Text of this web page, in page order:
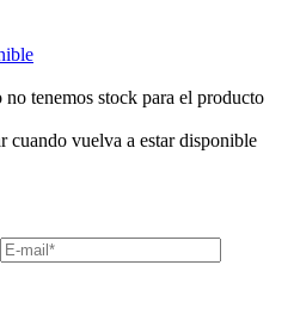
tenemos stock para el producto
cuando vuelva a estar disponible